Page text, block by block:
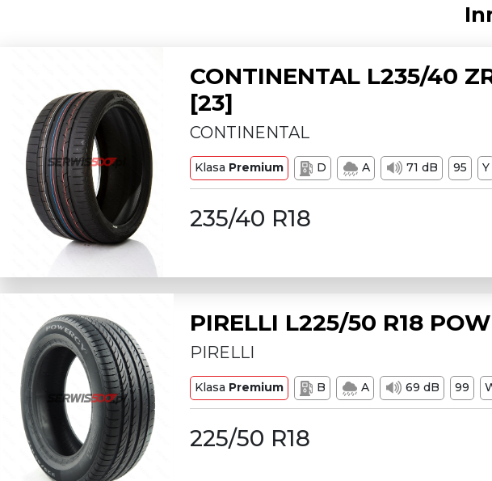
CONTINENTAL L235/40
[23]
CONTINENTAL
Klasa Premium D A 71 dB 95 Y
235/40 R18
PIRELLI L225/50 R18
PIRELLI
Klasa Premium B A 69 dB 99
225/50 R18